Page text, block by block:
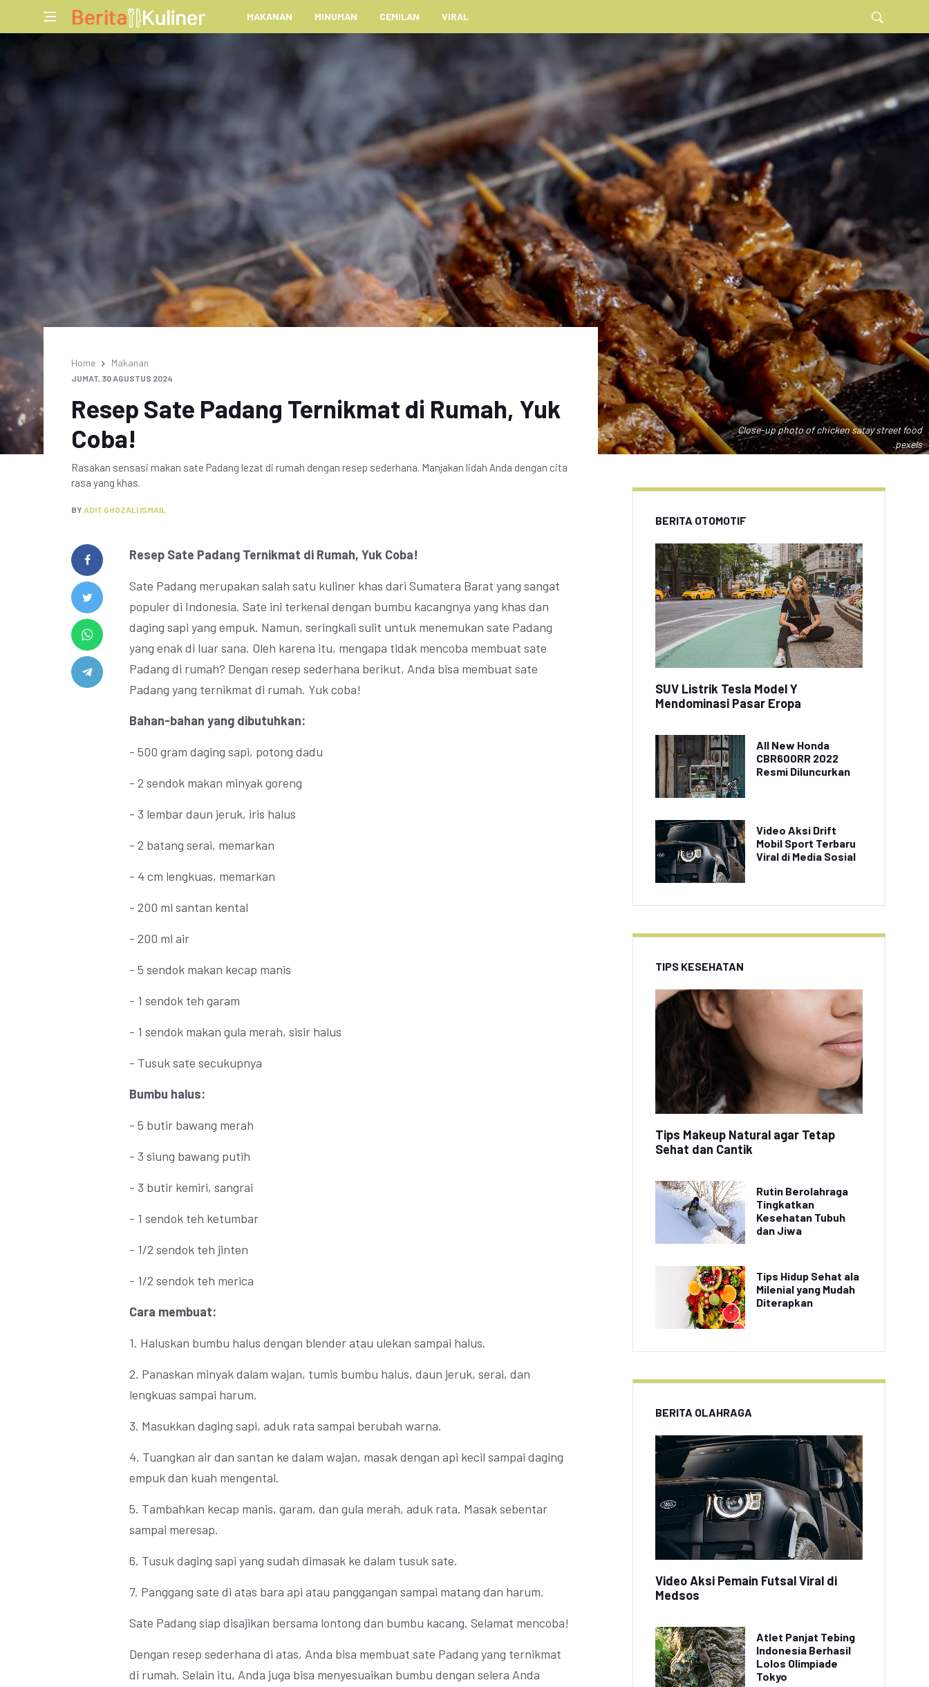
MAKANAN MINUMAN CEMILAN VIRAL
Close-up photo of chicken satay street food
.pexels
Home Makanan
JUMAT, 30 AGUSTUS 2024
Resep Sate Padang Ternikmat di Rumah, Yuk
Coba!
Rasakan sensasi makan sate Padang lezat di rumah dengan resep sederhana. Manjakan lidah Anda dengan cita
rasa yang khas.
BY ADIT GHOZALI ISMAIL
Resep Sate Padang Ternikmat di Rumah, Yuk Coba!
Sate Padang merupakan salah satu kuliner khas dari Sumatera Barat yang sangat
populer di Indonesia. Sate ini terkenal dengan bumbu kacangnya yang khas dan
daging sapi yang empuk. Namun, seringkali sulit untuk menemukan sate Padang
yang enak di luar sana. Oleh karena itu, mengapa tidak mencoba membuat sate
Padang di rumah? Dengan resep sederhana berikut, Anda bisa membuat sate
Padang yang ternikmat di rumah. Yuk coba!
Bahan-bahan yang dibutuhkan:
- 500 gram daging sapi, potong dadu
- 2 sendok makan minyak goreng
- 3 lembar daun jeruk, iris halus
- 2 batang serai, memarkan
- 4 cm lengkuas, memarkan
- 200 ml santan kental
- 200 ml air
- 5 sendok makan kecap manis
- 1 sendok teh garam
- 1 sendok makan gula merah, sisir halus
- Tusuk sate secukupnya
Bumbu halus:
- 5 butir bawang merah
- 3 siung bawang putih
- 3 butir kemiri, sangrai
- 1 sendok teh ketumbar
- 1/2 sendok teh jinten
- 1/2 sendok teh merica
Cara membuat:
1. Haluskan bumbu halus dengan blender atau ulekan sampai halus.
2. Panaskan minyak dalam wajan, tumis bumbu halus, daun jeruk, serai, dan
lengkuas sampai harum.
3. Masukkan daging sapi, aduk rata sampai berubah warna.
4. Tuangkan air dan santan ke dalam wajan, masak dengan api kecil sampai daging
empuk dan kuah mengental.
5. Tambahkan kecap manis, garam, dan gula merah, aduk rata. Masak sebentar
sampai meresap.
6. Tusuk daging sapi yang sudah dimasak ke dalam tusuk sate.
7. Panggang sate di atas bara api atau panggangan sampai matang dan harum.
Sate Padang siap disajikan bersama lontong dan bumbu kacang. Selamat mencoba!
Dengan resep sederhana di atas, Anda bisa membuat sate Padang yang ternikmat
di rumah. Selain itu, Anda juga bisa menyesuaikan bumbu dengan selera Anda
BERITA OTOMOTIF
SUV Listrik Tesla Model Y
Mendominasi Pasar Eropa
All New Honda
CBR600RR 2022
Resmi Diluncurkan
Video Aksi Drift
Mobil Sport Terbaru
Viral di Media Sosial
TIPS KESEHATAN
Tips Makeup Natural agar Tetap
Sehat dan Cantik
Rutin Berolahraga
Tingkatkan
Kesehatan Tubuh
dan Jiwa
Tips Hidup Sehat ala
Milenial yang Mudah
Diterapkan
BERITA OLAHRAGA
Video Aksi Pemain Futsal Viral di
Medsos
Atlet Panjat Tebing
Indonesia Berhasil
Lolos Olimpiade
Tokyo